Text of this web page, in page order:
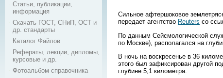
Статьи, публикации,
информация
Скачать ГОСТ, СНиП, ОСТ и
др. стандарты
Каталог Файлов
Рефераты, лекции, дипломы,
курсовые и др.
Фотоальбом справочника
Cильное афтершоковое
передает агентство Reuters cо
По данным Сейсмологической
по Москве), располагался на
В ночь на воскресенье в 36
этого был зафиксирован другой
глубине 5,1 километра.